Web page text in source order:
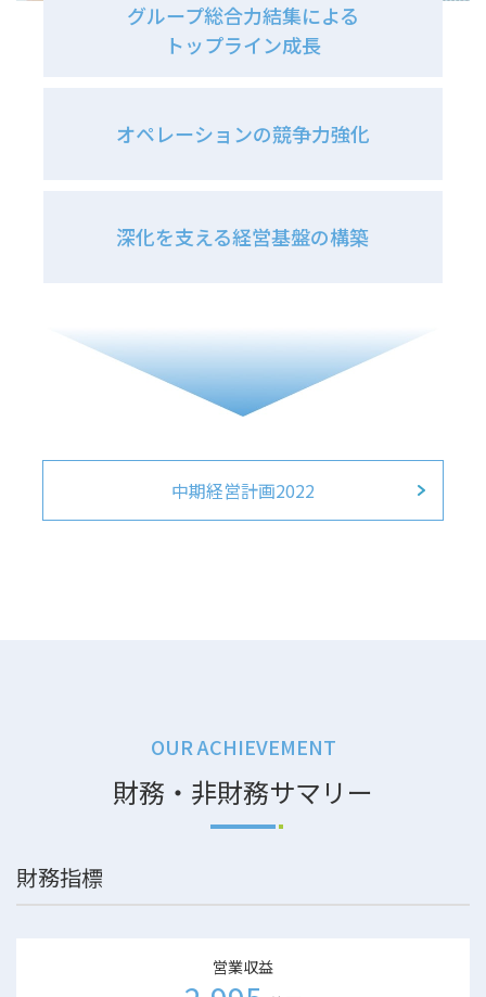
グループ総合力結集による
トップライン成長
オペレーションの競争力強化
深化を支える経営基盤の構築
中期経営計画2022
OUR ACHIEVEMENT
財務・非財務サマリー
財務指標
営業収益